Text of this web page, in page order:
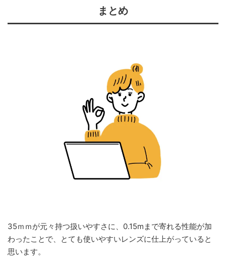
まとめ
35ｍｍが元々持つ扱いやすさに、0.15mまで寄れる性能が加
わったことで、とても使いやすいレンズに仕上がっていると
思います。